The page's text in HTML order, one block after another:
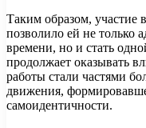
Таким образом, участие
позволило ей не только
времени, но и стать
продолжает оказывать
работы стали частями
движения,
самоидентичности.